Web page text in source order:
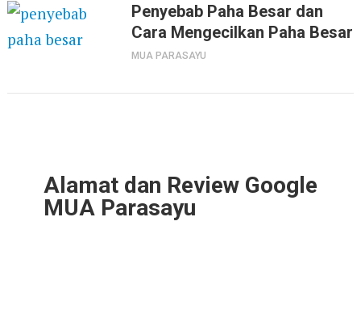
Penyebab Paha Besar dan
Cara Mengecilkan Paha Besar
MUA PARASAYU
Alamat dan Review Google
MUA Parasayu